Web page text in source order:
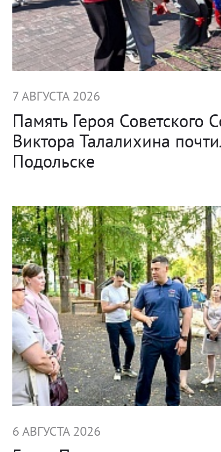
7 АВГУСТА 2026
Память Героя Советского
Виктора Талалихина
Подольске
6 АВГУСТА 2026